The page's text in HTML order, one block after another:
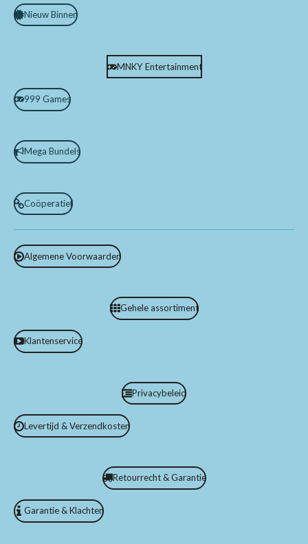
Nieuw Binnen
MNKY Entertainment
999 Games
Mega Bundels
Coöperatief
Algemene Voorwaarden
Gehele assortiment
Klantenservice
Privacybeleid
Levertijd & Verzendkosten
Retourrecht & Garantie
Garantie & Klachten